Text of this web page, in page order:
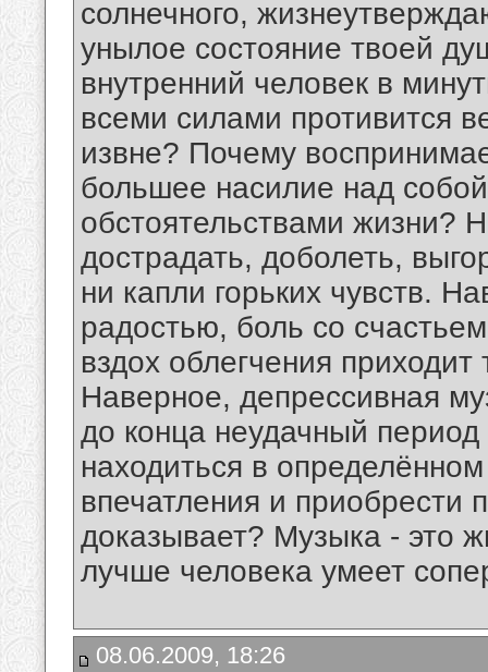
солнечного,
унылое состояние твоей
внутренний человек в
всеми силами противится
извне? Почему
большее насилие над
обстоятельствами жизни?
дострадать, доболеть,
ни капли горьких чувств.
радостью, боль со
вздох облегчения
Наверное, депрессивная
до конца неудачный
находиться в
впечатления и приобрести
доказывает? Музыка - это
лучше человека умеет
08.06.2009, 18:26